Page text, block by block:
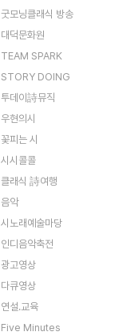
굿모닝클래식 방송
대덕문화원
TEAM SPARK
STORY DOING
투데이詩뮤직
우현의시
꽃피는 시
시시콜콜
클래식 詩여행
음악
시노래예술마당
인디음악축전
광고영상
다큐영상
연설.교육
Five Minutes